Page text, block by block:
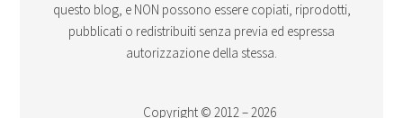
questo blog, e NON possono essere copiati, riprodotti,
pubblicati o redistribuiti senza previa ed espressa
autorizzazione della stessa.
Copyright © 2012 – 2026